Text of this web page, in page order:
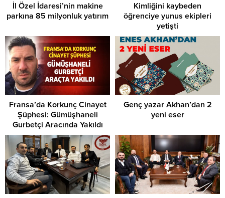
İl Özel İdaresi’nin makine
parkına 85 milyonluk yatırım
Kimliğini kaybeden
öğrenciye yunus ekipleri
yetişti
Fransa’da Korkunç Cinayet
Şüphesi: Gümüşhaneli
Gurbetçi Aracında Yakıldı
Genç yazar Akhan’dan 2
yeni eser